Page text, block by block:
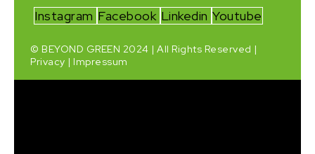
Instagram Facebook Linkedin Youtube
© BEYOND GREEN 2024 | All Rights Reserved |
Privacy | Impressum